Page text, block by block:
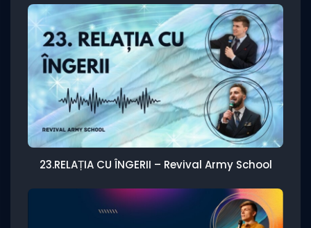
23.RELAȚIA CU ÎNGERII – Revival Army School